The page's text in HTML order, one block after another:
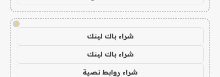
!
شراء باك لينك
شراء باك لينك
شراء روابط نصية